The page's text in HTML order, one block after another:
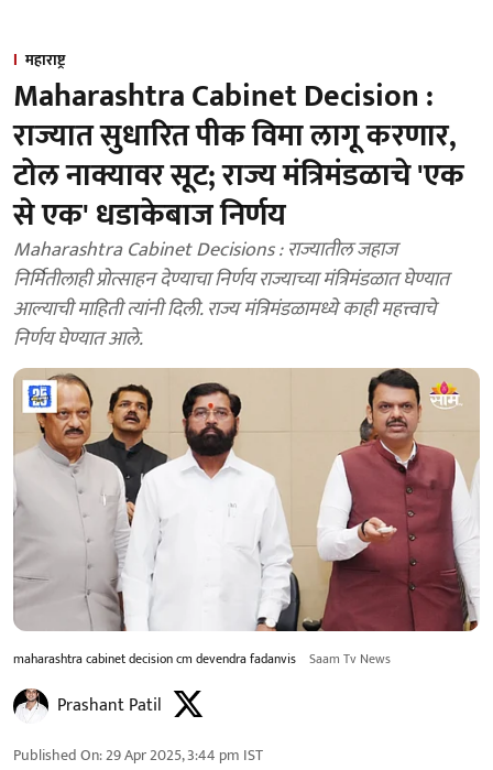
महाराष्ट्र
Maharashtra Cabinet Decision :
राज्यात सुधारित पीक विमा लागू करणार,
टोल नाक्यावर सूट; राज्य मंत्रिमंडळाचे 'एक
से एक' धडाकेबाज निर्णय
Maharashtra Cabinet Decisions : राज्यातील जहाज
निर्मितीलाही प्रोत्साहन देण्याचा निर्णय राज्याच्या मंत्रिमंडळात घेण्यात
आल्याची माहिती त्यांनी दिली. राज्य मंत्रिमंडळामध्ये काही महत्त्वाचे
निर्णय घेण्यात आले.
maharashtra cabinet decision cm devendra fadanvis Saam Tv News
Prashant Patil
Published On:29 Apr 2025, 3:44 pm IST